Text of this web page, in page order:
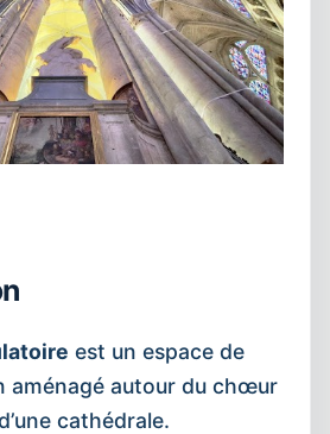
est un espace de
aménagé autour du chœur
cathédrale.